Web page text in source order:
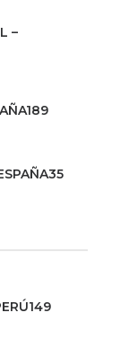
–
189
35
149